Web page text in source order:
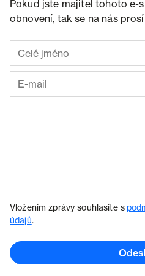
Pokud jste majitel tohoto e-
obnovení, tak se na nás
Vložením zprávy souhlasíte s
údajů.